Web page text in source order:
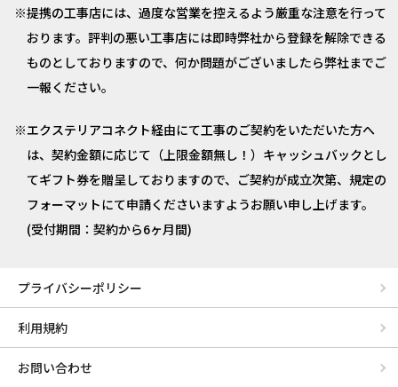
提携の工事店には、過度な営業を控えるよう厳重な注意を行って
おります。評判の悪い工事店には即時弊社から登録を解除できる
ものとしておりますので、何か問題がございましたら弊社までご
一報ください。
エクステリアコネクト経由にて工事のご契約をいただいた方へ
は、契約金額に応じて（上限金額無し！）キャッシュバックとし
てギフト券を贈呈しておりますので、ご契約が成立次第、規定の
フォーマットにて申請くださいますようお願い申し上げます。
(受付期間：契約から6ヶ月間)
プライバシーポリシー
利用規約
お問い合わせ